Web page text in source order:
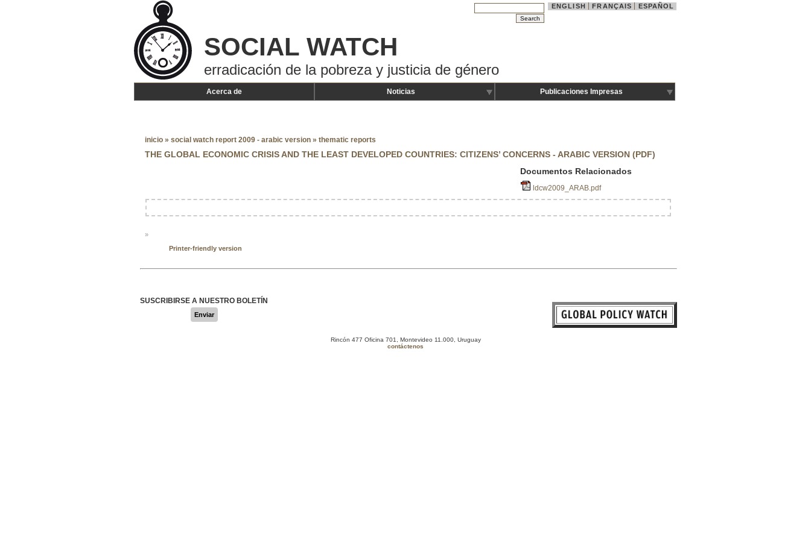
ENGLISH FRANÇAIS ESPAÑOL
SOCIAL WATCH
erradicación de la pobreza y justicia de género
Acerca de Noticias Publicaciones Impresas
inicio » social watch report 2009 - arabic version » thematic reports
THE GLOBAL ECONOMIC CRISIS AND THE LEAST DEVELOPED COUNTRIES: CITIZENS’ CONCERNS - ARABIC VERSION (PDF)
Documentos Relacionados
ldcw2009_ARAB.pdf
»
Printer-friendly version
SUSCRIBIRSE A NUESTRO BOLETÍN
Enviar
Rincón 477 Oficina 701, Montevideo 11.000, Uruguay
contáctenos